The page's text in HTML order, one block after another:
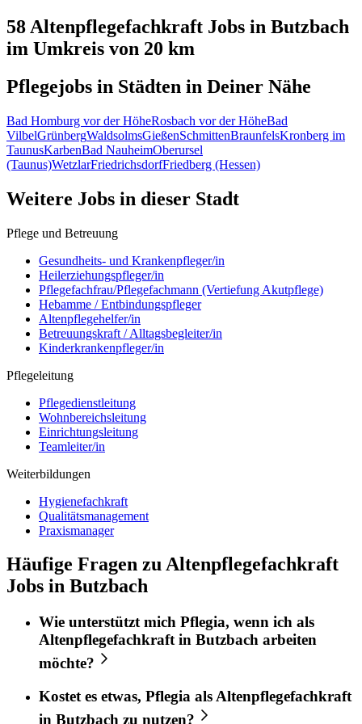
58 Altenpflegefachkraft Jobs in Butzbach
im Umkreis von 20 km
Pflegejobs in Städten in Deiner Nähe
Bad Homburg vor der HöheRosbach vor der HöheBad
VilbelGrünbergWaldsolmsGießenSchmittenBraunfelsKronberg im
TaunusKarbenBad NauheimOberursel
(Taunus)WetzlarFriedrichsdorfFriedberg (Hessen)
Weitere Jobs in dieser Stadt
Pflege und Betreuung
Gesundheits- und Krankenpfleger/in
Heilerziehungspfleger/in
Pflegefachfrau/Pflegefachmann (Vertiefung Akutpflege)
Hebamme / Entbindungspfleger
Altenpflegehelfer/in
Betreuungskraft / Alltagsbegleiter/in
Kinderkrankenpfleger/in
Pflegeleitung
Pflegedienstleitung
Wohnbereichsleitung
Einrichtungsleitung
Teamleiter/in
Weiterbildungen
Hygienefachkraft
Qualitätsmanagement
Praxismanager
Häufige Fragen zu Altenpflegefachkraft
Jobs in Butzbach
Wie unterstützt mich Pflegia, wenn ich als
Altenpflegefachkraftin Butzbach arbeiten
möchte?
Kostet es etwas, Pflegia als Altenpflegefachkraft
in Butzbach zu nutzen?